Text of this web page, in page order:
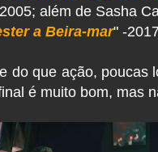
além de Sasha
a Beira-mar" -
do que ação, poucas
é muito bom, mas